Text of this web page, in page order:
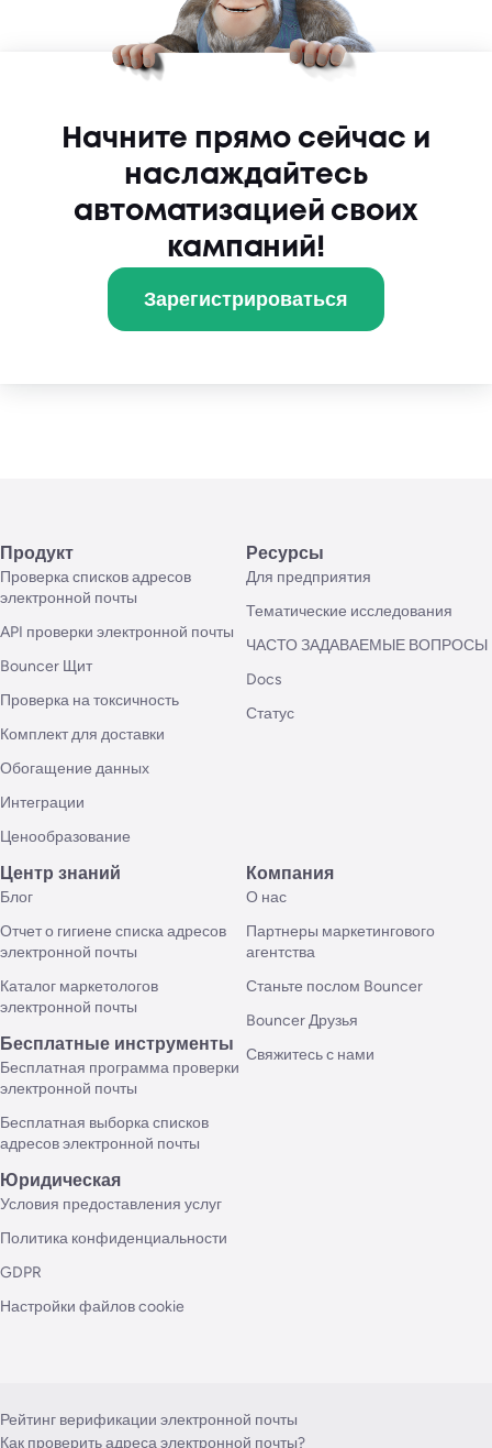
Начните прямо сейчас и
наслаждайтесь
автоматизацией своих
кампаний!
Зарегистрироваться
Продукт
Проверка списков адресов
электронной почты
API проверки электронной почты
Bouncer Щит
Проверка на токсичность
Комплект для доставки
Обогащение данных
Интеграции
Ценообразование
Ресурсы
Для предприятия
Тематические исследования
ЧАСТО ЗАДАВАЕМЫЕ ВОПРОСЫ
Docs
Статус
Центр знаний
Блог
Отчет о гигиене списка адресов
электронной почты
Каталог маркетологов
электронной почты
Бесплатные инструменты
Бесплатная программа проверки
электронной почты
Бесплатная выборка списков
адресов электронной почты
Компания
О нас
Партнеры маркетингового
агентства
Станьте послом Bouncer
Bouncer Друзья
Свяжитесь с нами
Юридическая
Условия предоставления услуг
Политика конфиденциальности
GDPR
Настройки файлов cookie
Рейтинг верификации электронной почты
Как проверить адреса электронной почты?